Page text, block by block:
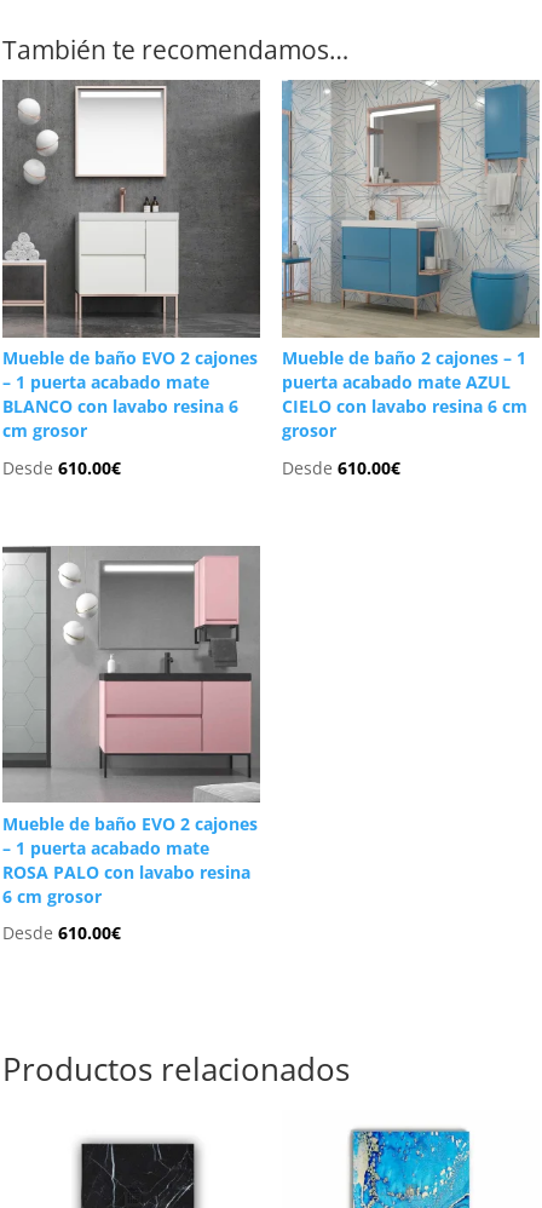
También te recomendamos…
Mueble de baño EVO 2 cajones
– 1 puerta acabado mate
BLANCO con lavabo resina 6
cm grosor
Desde610.00€
Mueble de baño 2 cajones – 1
puerta acabado mate AZUL
CIELO con lavabo resina 6 cm
grosor
Desde 610.00€
Mueble de baño EVO 2 cajones
– 1 puerta acabado mate
ROSA PALO con lavabo resina
6 cm grosor
Desde610.00€
Productos relacionados